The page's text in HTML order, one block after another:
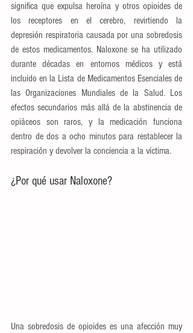
significa que expulsa heroína y otros opioides de
los receptores en el cerebro, revirtiendo la
depresión respiratoria causada por una sobredosis
de estos medicamentos. Naloxone se ha utilizado
durante décadas en entornos médicos y está
incluido en la Lista de Medicamentos Esenciales de
las Organizaciones Mundiales de la Salud. Los
efectos secundarios más allá de la abstinencia de
opiáceos son raros, y la medicación funciona
dentro de dos a ocho minutos para restablecer la
respiración y devolver la conciencia a la víctima.
¿Por qué usar Naloxone?
Una sobredosis de opioides es una afección muy